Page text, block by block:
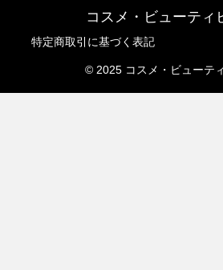
コスメ・ビューティ
特定商取引に基づく表記
© 2025 コスメ・ビューテ